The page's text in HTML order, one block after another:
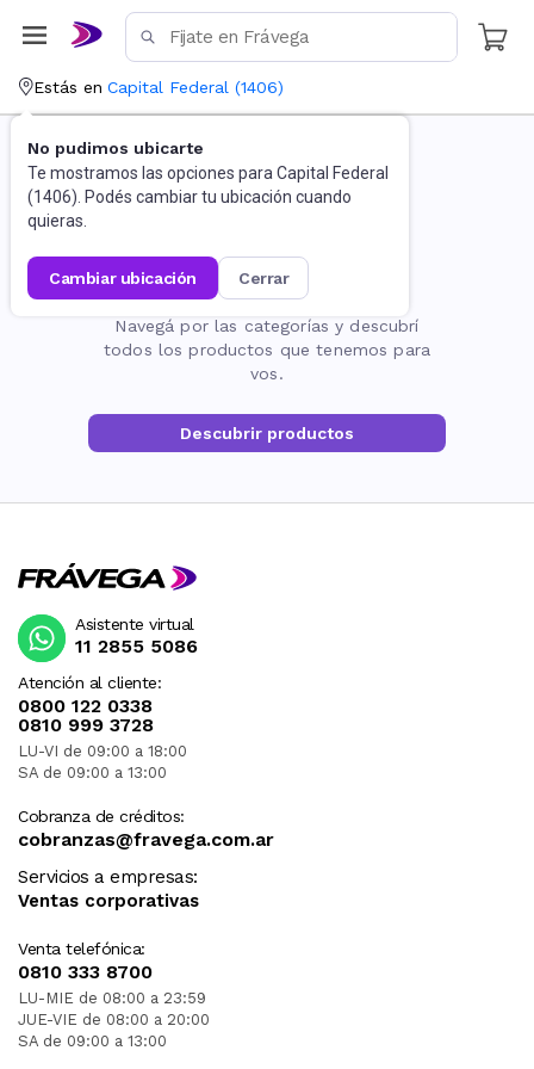
Estás en Capital Federal (1406)
No pudimos ubicarte
Te mostramos las opciones para Capital Federal
(1406). Podés cambiar tu ubicación cuando
quieras.
cambiar ubicación cerrar
La página no existe
Navegá por las categorías y descubrí
todos los productos que tenemos para
vos.
Descubrir productos
Atención al cliente:
0800 122 0338
0810 999 3728
LU-VI de 09:00 a 18:00
SA de 09:00 a 13:00
Cobranza de créditos:
cobranzas@fravega.com.ar
Servicios a empresas:
Ventas corporativas
Venta telefónica:
0810 333 8700
LU-MIE de 08:00 a 23:59
JUE-VIE de 08:00 a 20:00
SA de 09:00 a 13:00
Asistente virtual
11 2855 5086